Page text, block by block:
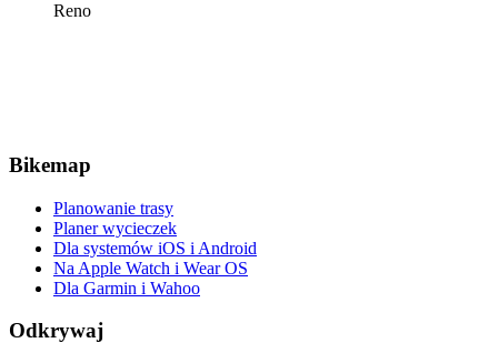
Reno
Bikemap
Planowanie trasy
Planer wycieczek
Dla systemów iOS i Android
Na Apple Watch i Wear OS
Dla Garmin i Wahoo
Odkrywaj